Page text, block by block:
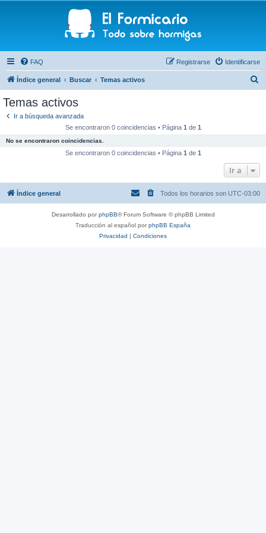
FAQ Identificarse
Registrarse
Índice general Buscar Temas activos
Temas activos
Ir a búsqueda avanzada
Se encontraron 0 coincidencias • Página 1 de 1
No se encontraron coincidencias.
Se encontraron 0 coincidencias • Página 1 de 1
Ir a
Índice general Todos los horarios son UTC-03:00
Desarrollado porphpBB® Forum Software © phpBB Limited
Traducción al español porphpBB España
Privacidad | Condiciones